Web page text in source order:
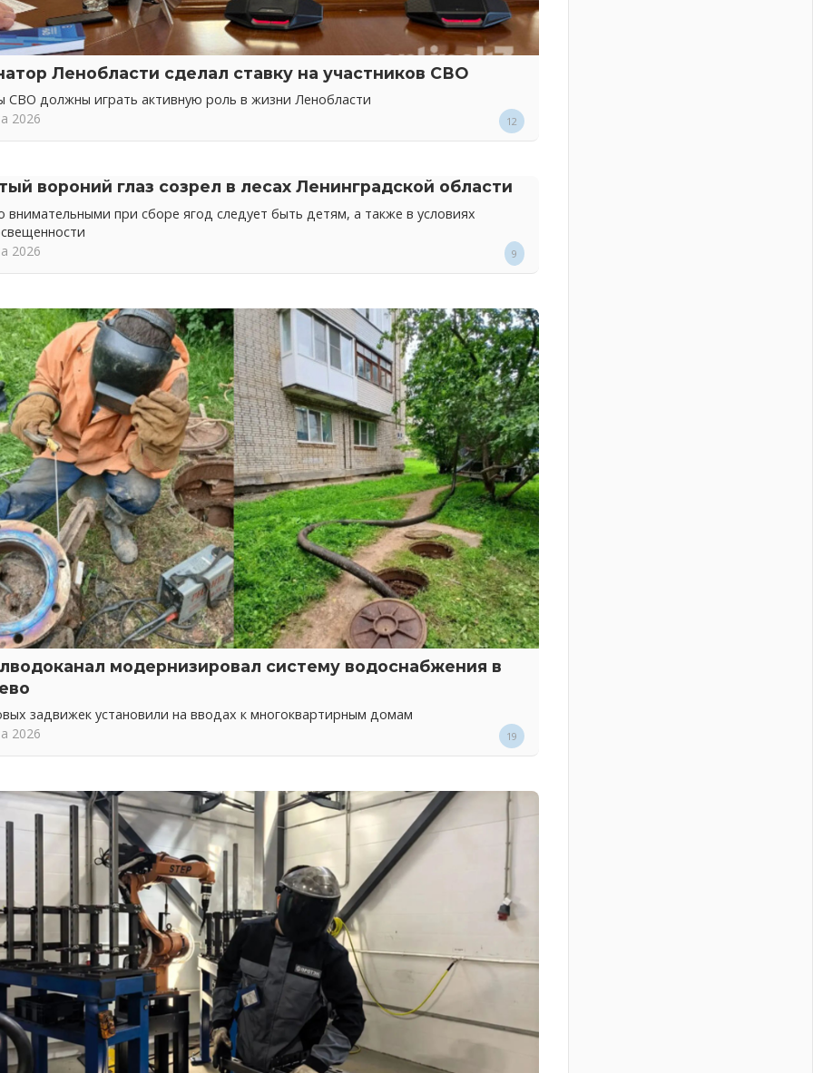
Ленобласти сделал ставку на участников СВО
СВО должны играть активную роль в жизни Ленобласти
2026
12
вороний глаз созрел в лесах Ленинградской области
внимательными при сборе ягод следует быть детям, а также в условиях
2026
9
модернизировал систему водоснабжения в
задвижек установили на вводах к многоквартирным домам
2026
19